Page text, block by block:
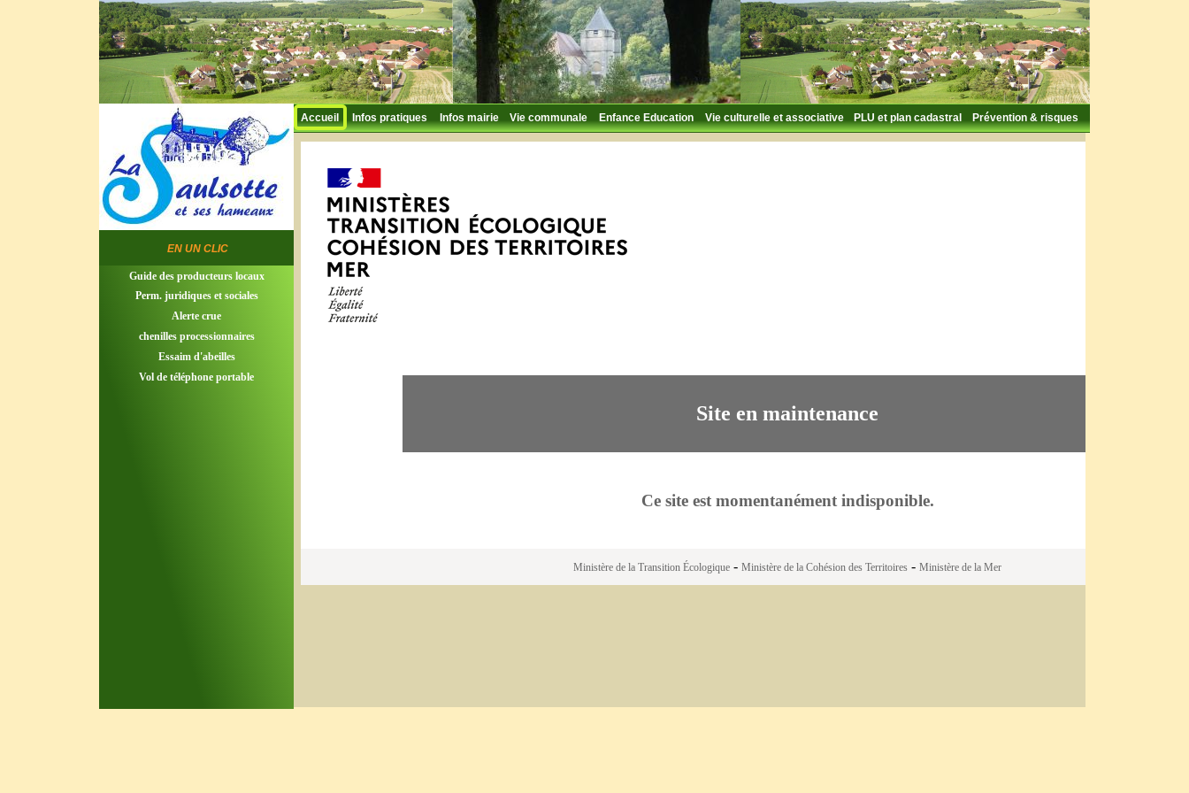
EN UN CLIC
Accueil Infos pratiques Infos mairie Vie communale Enfance Education Vie culturelle et associative PLU et plan cadastral Prévention & risques
Guide des producteurs locaux
Perm. juridiques et sociales
Alerte crue
chenilles processionnaires
Essaim d'abeilles
Vol de téléphone portable